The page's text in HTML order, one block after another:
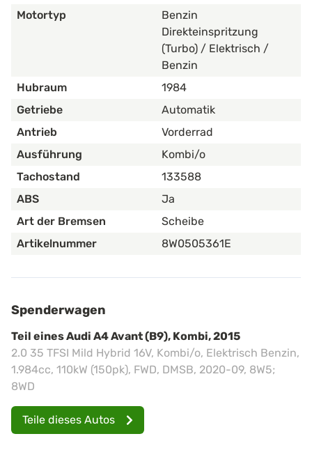
Motortyp
Benzin
Direkteinspritzung
(Turbo) / Elektrisch /
Benzin
Hubraum
1984
Getriebe
Automatik
Antrieb
Vorderrad
Ausführung
Kombi/o
Tachostand
133588
ABS
Ja
Art der Bremsen
Scheibe
Artikelnummer
8W0505361E
Spenderwagen
Teil eines Audi A4 Avant (B9), Kombi, 2015
2.0 35 TFSI Mild Hybrid 16V, Kombi/o, Elektrisch Benzin,
1.984cc, 110kW (150pk), FWD, DMSB, 2020-09, 8W5;
8WD
Teile dieses Autos